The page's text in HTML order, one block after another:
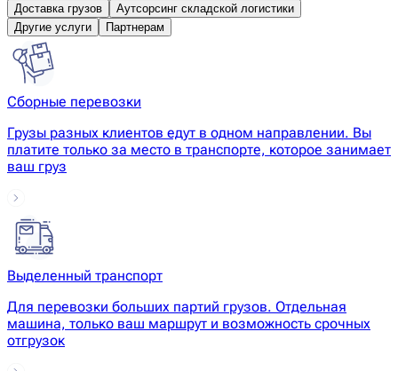
Доставка грузов
Аутсорсинг складской логистики
Другие услуги
Партнерам
Сборные перевозки
Грузы разных клиентов едут в одном направлении. Вы
платите только за место в транспорте, которое занимает
ваш груз
Выделенный транспорт
Для перевозки больших партий грузов. Отдельная
машина, только ваш маршрут и возможность срочных
отгрузок